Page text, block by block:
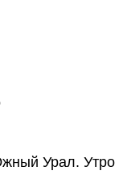
Урал. Утро